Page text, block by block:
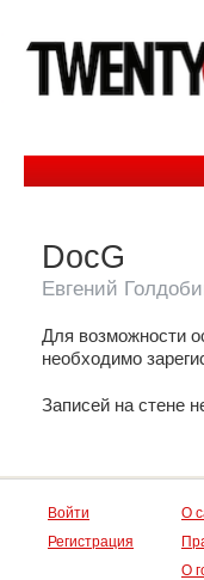
DocG
Евгений
Для возможности
необходимо
Записей на стене
Войти
Регистрация
О
О